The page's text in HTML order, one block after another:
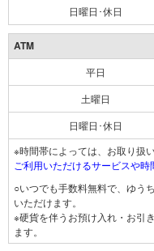
日曜日･休日
ATM
平日
土曜日
日曜日･休日
※時間帯によっては、お取り扱
ご利用いただけるサービスや時
○いつでも手数料無料で、ゆう
いただけます。
※硬貨を伴うお預け入れ・お引
ます。